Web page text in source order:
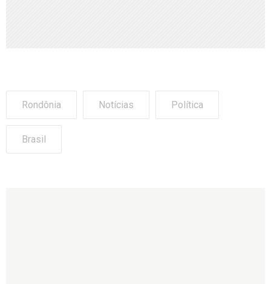
Rondônia Notícias Política
Brasil